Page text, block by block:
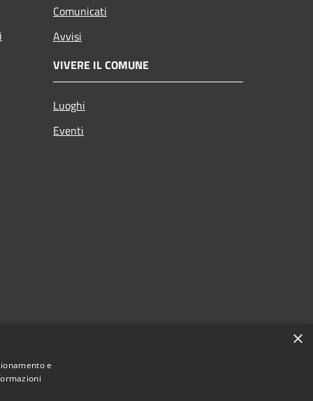
Comunicati
Avvisi
VIVERE IL COMUNE
Luoghi
Eventi
×
e